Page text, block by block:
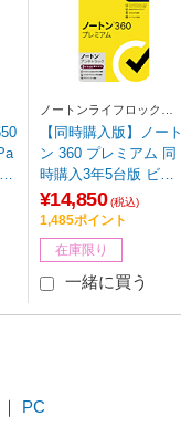
ノートンライフロック
Norton Lifelock
【同時購入版】ノー
ン 360 プレミアム 同
時購入3年5台版 ビッ
クカメラグループ専
［Win・Mac・Androi
d・iOS用］
¥14,850 (税込)
1,485ポイント
在庫限り
一緒に買う
PC